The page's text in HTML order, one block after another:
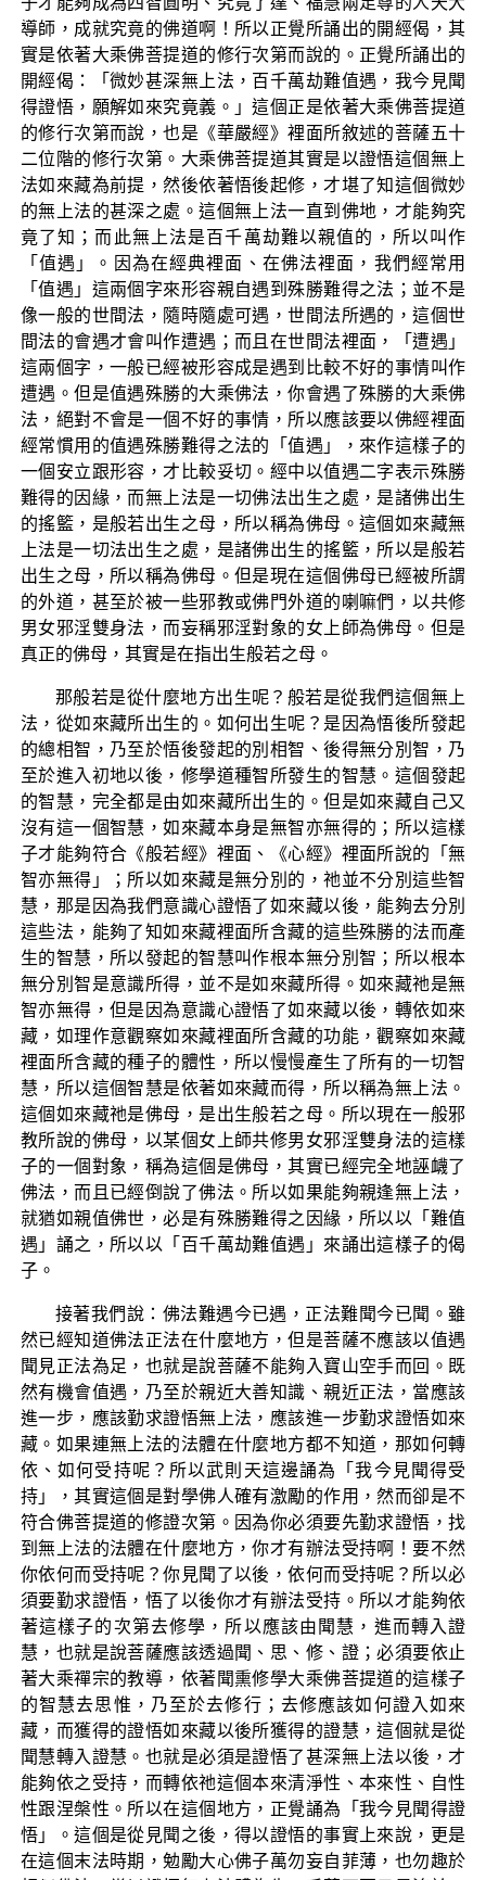
導師，成就究竟的佛道啊！所以正覺所誦出的開經偈，其
實是依著大乘佛菩提道的修行次第而說的。正覺所誦出的
開經偈：「微妙甚深無上法，百千萬劫難值遇，我今見聞
得證悟，願解如來究竟義。」這個正是依著大乘佛菩提道
的修行次第而說，也是《華嚴經》裡面所敘述的菩薩五十
二位階的修行次第。大乘佛菩提道其實是以證悟這個無上
法如來藏為前提，然後依著悟後起修，才堪了知這個微妙
的無上法的甚深之處。這個無上法一直到佛地，才能夠究
竟了知；而此無上法是百千萬劫難以親值的，所以叫作
「值遇」。因為在經典裡面、在佛法裡面，我們經常用
「值遇」這兩個字來形容親自遇到殊勝難得之法；並不是
像一般的世間法，隨時隨處可遇，世間法所遇的，這個世
間法的會遇才會叫作遭遇；而且在世間法裡面，「遭遇」
這兩個字，一般已經被形容成是遇到比較不好的事情叫作
遭遇。但是值遇殊勝的大乘佛法，你會遇了殊勝的大乘佛
法，絕對不會是一個不好的事情，所以應該要以佛經裡面
經常慣用的值遇殊勝難得之法的「值遇」，來作這樣子的
一個安立跟形容，才比較妥切。經中以值遇二字表示殊勝
難得的因緣，而無上法是一切佛法出生之處，是諸佛出生
的搖籃，是般若出生之母，所以稱為佛母。這個如來藏無
上法是一切法出生之處，是諸佛出生的搖籃，所以是般若
出生之母，所以稱為佛母。但是現在這個佛母已經被所謂
的外道，甚至於被一些邪教或佛門外道的喇嘛們，以共修
男女邪淫雙身法，而妄稱邪淫對象的女上師為佛母。但是
真正的佛母，其實是在指出生般若之母。
那般若是從什麼地方出生呢？般若是從我們這個無上
法，從如來藏所出生的。如何出生呢？是因為悟後所發起
的總相智，乃至於悟後發起的別相智、後得無分別智，乃
至於進入初地以後，修學道種智所發生的智慧。這個發起
的智慧，完全都是由如來藏所出生的。但是如來藏自己又
沒有這一個智慧，如來藏本身是無智亦無得的；所以這樣
子才能夠符合《般若經》裡面、《心經》裡面所說的「無
智亦無得」；所以如來藏是無分別的，祂並不分別這些智
慧，那是因為我們意識心證悟了如來藏以後，能夠去分別
這些法，能夠了知如來藏裡面所含藏的這些殊勝的法而產
生的智慧，所以發起的智慧叫作根本無分別智；所以根本
無分別智是意識所得，並不是如來藏所得。如來藏祂是無
智亦無得，但是因為意識心證悟了如來藏以後，轉依如來
藏，如理作意觀察如來藏裡面所含藏的功能，觀察如來藏
裡面所含藏的種子的體性，所以慢慢產生了所有的一切智
慧，所以這個智慧是依著如來藏而得，所以稱為無上法。
這個如來藏祂是佛母，是出生般若之母。所以現在一般邪
教所說的佛母，以某個女上師共修男女邪淫雙身法的這樣
子的一個對象，稱為這個是佛母，其實已經完全地誣衊了
佛法，而且已經倒說了佛法。所以如果能夠親逢無上法，
就猶如親值佛世，必是有殊勝難得之因緣，所以以「難值
遇」誦之，所以以「百千萬劫難值遇」來誦出這樣子的偈
子。
接著我們說：佛法難遇今已遇，正法難聞今已聞。雖
然已經知道佛法正法在什麼地方，但是菩薩不應該以值遇
聞見正法為足，也就是說菩薩不能夠入寶山空手而回。既
然有機會值遇，乃至於親近大善知識、親近正法，當應該
進一步，應該勤求證悟無上法，應該進一步勤求證悟如來
藏。如果連無上法的法體在什麼地方都不知道，那如何轉
依、如何受持呢？所以武則天這邊誦為「我今見聞得受
持」，其實這個是對學佛人確有激勵的作用，然而卻是不
符合佛菩提道的修證次第。因為你必須要先勤求證悟，找
到無上法的法體在什麼地方，你才有辦法受持啊！要不然
你依何而受持呢？你見聞了以後，依何而受持呢？所以必
須要勤求證悟，悟了以後你才有辦法受持。所以才能夠依
著這樣子的次第去修學，所以應該由聞慧，進而轉入證
慧，也就是說菩薩應該透過聞、思、修、證；必須要依止
著大乘禪宗的教導，依著聞熏修學大乘佛菩提道的這樣子
的智慧去思惟，乃至於去修行；去修應該如何證入如來
藏，而獲得的證悟如來藏以後所獲得的證慧，這個就是從
聞慧轉入證慧。也就是必須是證悟了甚深無上法以後，才
能夠依之受持，而轉依祂這個本來清淨性、本來性、自性
性跟涅槃性。所以在這個地方，正覺誦為「我今見聞得證
悟」。這個是從見聞之後，得以證悟的事實上來說，更是
在這個末法時期，勉勵大心佛子萬勿妄自菲薄，也勿趣於